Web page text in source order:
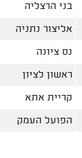
בני הרצליה
אליצור נתניה
נס ציונה
ראשון לציון
קריית אתא
הפועל העמק